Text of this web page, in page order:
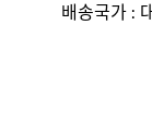
배송국가 :